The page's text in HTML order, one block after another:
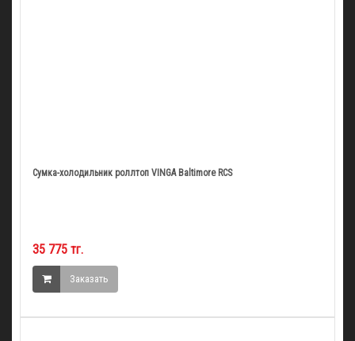
Сумка-холодильник роллтоп VINGA Baltimore RCS
35 775 тг.
Заказать